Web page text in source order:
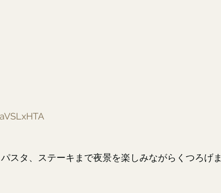
スタ、ステーキまで夜景を楽しみながらくつろげま